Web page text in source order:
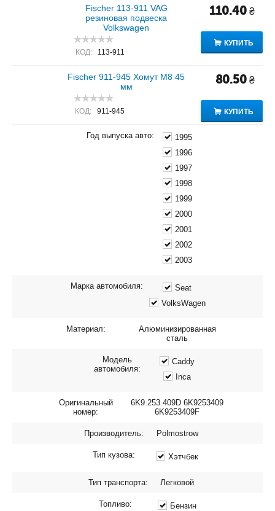
Fischer 113-911 VAG
резиновая подвеска
Volkswagen
КОД: 113-911
110.40 ₴
КУПИТЬ
Fischer 911-945 Хомут M8 45
мм
КОД: 911-945
80.50 ₴
КУПИТЬ
Год выпуска авто:
1995
1996
1997
1998
1999
2000
2001
2002
2003
Марка автомобиля:
Seat
VolksWagen
Материал:
Алюминизированная
сталь
Модель
автомобиля:
Caddy
Inca
Оригинальный
номер:
6K9.253.409D 6K9253409
6K9253409F
Производитель: Polmostrow
Тип кузова: Хэтчбек
Тип транспорта: Легковой
Топливо:
Бензин